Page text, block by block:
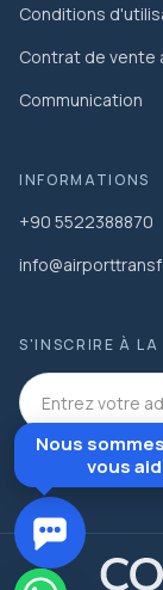
Conditions
Contrat de vente
Communication
INFORMATIONS
+90 5522388870
S'INSCRIRE À LA
Nous
vous